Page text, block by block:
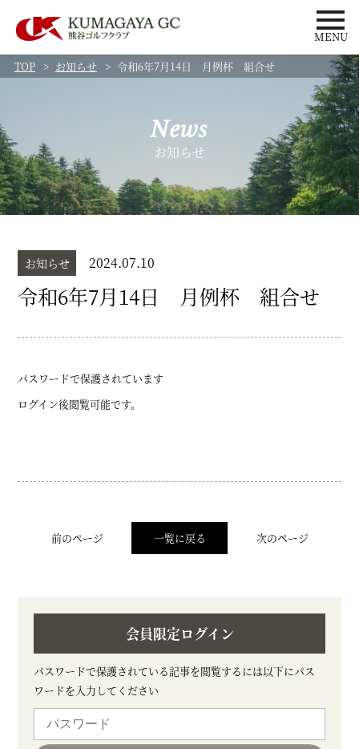
MENU
TOP
お知らせ 令和6年7月14日 月例杯 組合せ
News
お知らせ
お知らせ 2024.07.10
令和6年7月14日 月例杯 組合せ
パスワードで保護されています
ログイン後閲覧可能です。
前のページ 一覧に戻る 次のページ
会員限定ログイン
パスワードで保護されている記事を閲覧するには以下にパス
ワードを入力してください